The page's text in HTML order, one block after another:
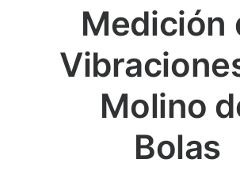
Medición
Molino
Bolas